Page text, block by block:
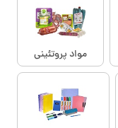
مواد پروتئینی